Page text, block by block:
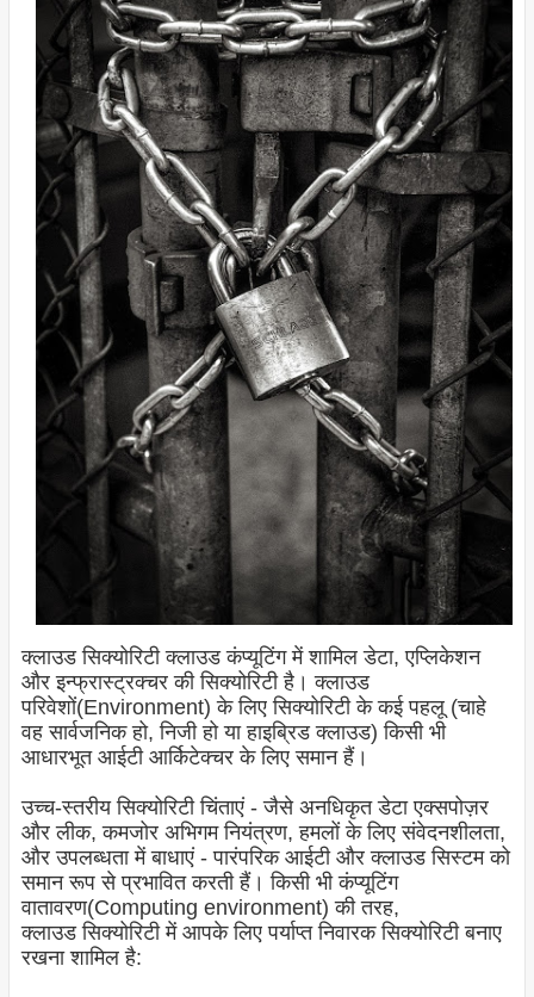
क्लाउड सिक्योरिटी क्लाउड कंप्यूटिंग में शामिल डेटा, एप्लिकेशन
और इन्फ्रास्ट्रक्चर कीसिक्योरिटीहै। क्लाउड
परिवेशों(Environment) के लिएसिक्योरिटीके कई पहलू (चाहे
वह सार्वजनिक हो, निजी हो या हाइब्रिड क्लाउड) किसी भी
आधारभूत आईटी आर्किटेक्चर के लिए समान हैं।
उच्च-स्तरीयसिक्योरिटीचिंताएं - जैसे अनधिकृत डेटा एक्सपोज़र
और लीक, कमजोर अभिगम नियंत्रण, हमलों के लिए संवेदनशीलता,
और उपलब्धता में बाधाएं - पारंपरिक आईटी और क्लाउड सिस्टम को
समान रूप से प्रभावित करती हैं। किसी भी कंप्यूटिंग
वातावरण(Computing environment) की तरह,
क्लाउडसिक्योरिटीमें आपके लिए पर्याप्त निवारकसिक्योरिटीबनाए
रखना शामिल है: